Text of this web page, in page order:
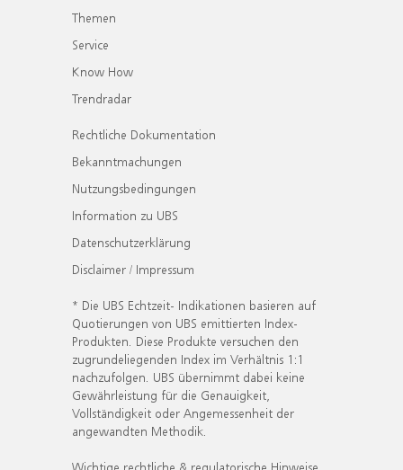
Themen
Service
Know How
Trendradar
Rechtliche Dokumentation
Bekanntmachungen
Nutzungsbedingungen
Information zu UBS
Datenschutzerklärung
Disclaimer / Impressum
* Die UBS Echtzeit- Indikationen basieren auf
Quotierungen von UBS emittierten Index-
Produkten. Diese Produkte versuchen den
zugrundeliegenden Index im Verhältnis 1:1
nachzufolgen. UBS übernimmt dabei keine
Gewährleistung für die Genauigkeit,
Vollständigkeit oder Angemessenheit der
angewandten Methodik.